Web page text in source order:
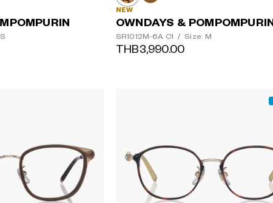
NEW
OWNDAYS & POMPOMPURIN
SR1012M-6A C1 / Size: M
THB3,990.00